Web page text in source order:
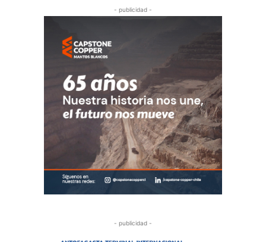
- publicidad -
- publicidad -